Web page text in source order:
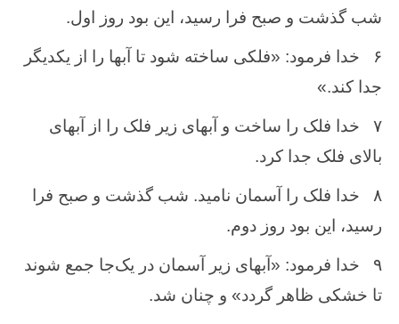
شب‌ گذشت‌ و صبح ‌فرا رسید، این ‌بود روز اول.
۶
خدا فرمود: «فلکی ‌ساخته‌ شود تا آبها را از یكدیگر
جدا كند.»
۷
خدا فلک ‌را ساخت‌ و آبهای زیر فلک ‌را از آبهای
بالای فلک ‌جدا كرد.
۸
خدا فلک‌ را آسمان ‌نامید. شب‌ گذشت‌ و صبح ‌فرا
رسید، این‌ بود روز دوم‌.
۹
خدا فرمود: «آبهای زیر آسمان در یک‌‌جا جمع‌ شوند
تا خشكی ظاهر گردد» و چنان ‌شد.